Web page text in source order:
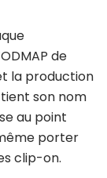
de
la production
son nom
au point
porter
clip-on.